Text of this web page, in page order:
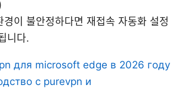
경이 불안정하다면 재접속 자동화 설정
니다.
для microsoft edge в 2026 году
с purevpn и